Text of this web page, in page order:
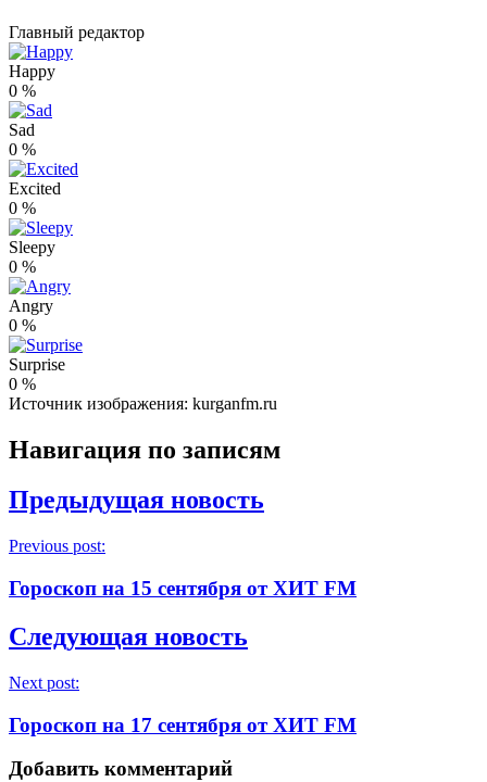
Главный редактор
Happy
0 %
Sad
0 %
Excited
0 %
Sleepy
0 %
Angry
0 %
Surprise
0 %
Источник изображения: kurganfm.ru
Навигация по записям
Предыдущая новость
Previous post:
Гороскоп на 15 сентября от ХИТ FM
Следующая новость
Next post:
Гороскоп на 17 сентября от ХИТ FM
Добавить комментарий